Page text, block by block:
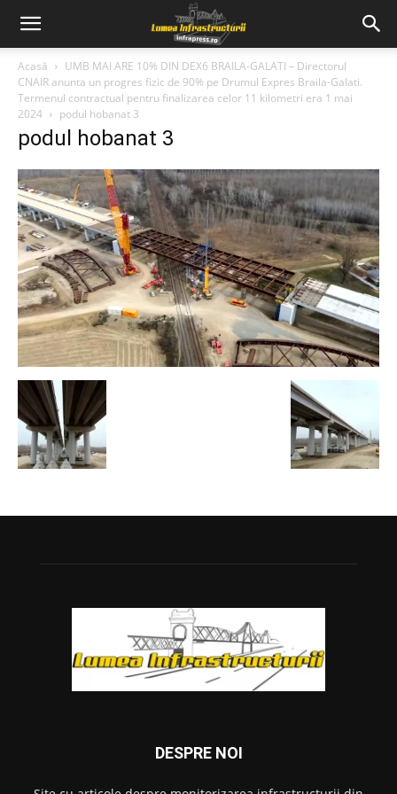
Acasă
UMB MAI ARE 10% DIN DEX6 BRAILA-GALATI – Directorul
CNAIR anunta un progres fizic de 90% pe Drumul Expres Braila-Galati.
Termenul contractual pentru finalizarea celor 11 kilometri era 1 mai
2024
podul hobanat 3
podul hobanat 3
DESPRE NOI